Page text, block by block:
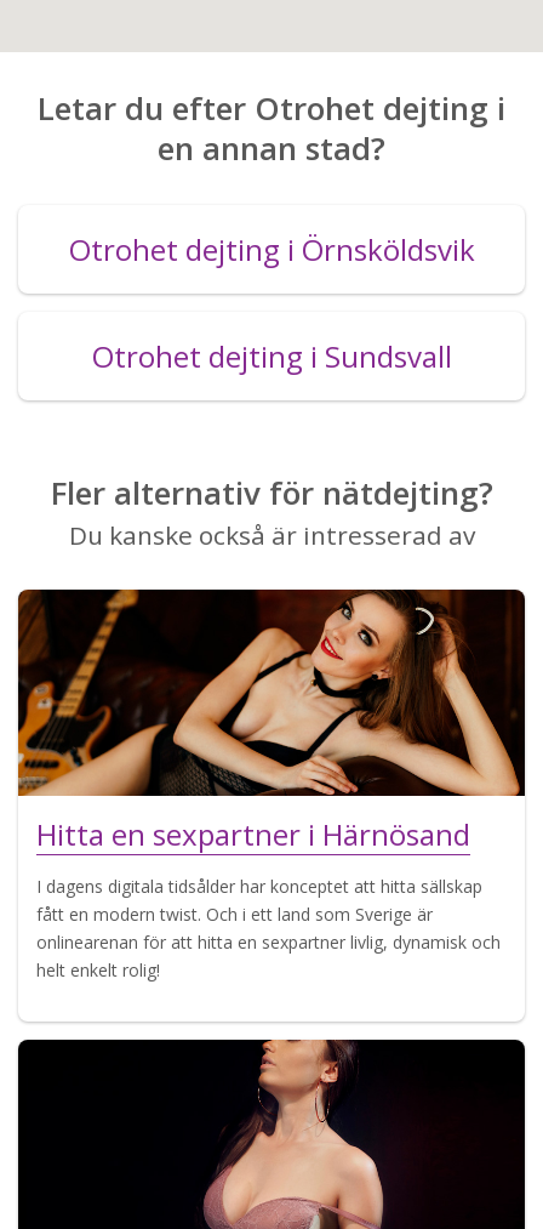
Letar du efter Otrohet dejting i
en annan stad?
Otrohet dejting i Örnsköldsvik
Otrohet dejting i Sundsvall
Fler alternativ för nätdejting?
Du kanske också är intresserad av
Hitta en sexpartner i Härnösand
I dagens digitala tidsålder har konceptet att hitta sällskap
fått en modern twist. Och i ett land som Sverige är
onlinearenan för att hitta en sexpartner livlig, dynamisk och
helt enkelt rolig!